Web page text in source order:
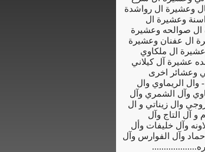
وعشيرة ال رواشدة
وعشيرة ال
صوالحه وعشيرة
ال عفنان وعشيرة
ال ملكاوي
عشيرة آل كيلاني
وعشائر اخرى
الريماوي وال
وآل الشمري وآل
وال زيناتي و ال
و آل التاج وآل
وآل خليفات وأل
حماد وآل الفوارس وآل